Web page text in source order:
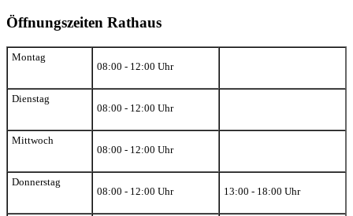
Öffnungszeiten Rathaus
Montag
08:00 - 12:00 Uhr
Dienstag
08:00 - 12:00 Uhr
Mittwoch
08:00 - 12:00 Uhr
Donnerstag
08:00 - 12:00 Uhr
13:00 - 18:00 Uhr